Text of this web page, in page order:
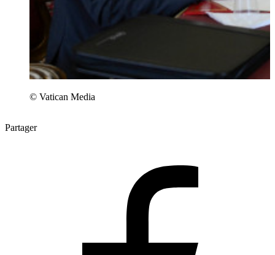
© Vatican Media
Partager